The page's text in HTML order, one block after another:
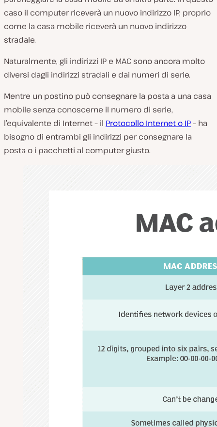
caso il computer riceverà un nuovo indirizzo IP, proprio
come la casa mobile riceverà un nuovo indirizzo
stradale.
Naturalmente, gli indirizzi IP e MAC sono ancora molto
diversi dagli indirizzi stradali e dai numeri di serie.
Mentre un postino può consegnare la posta a una casa
mobile senza conoscerne il numero di serie,
l’equivalente di Internet – il Protocollo Internet o IP– ha
bisogno di entrambi gli indirizzi per consegnare la
posta o i pacchetti al computer giusto.